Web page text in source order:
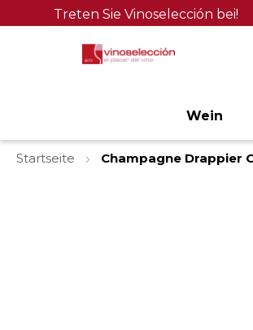
Treten Sie Vinoselección bei!
Wein
Startseite
Champagne Drappier